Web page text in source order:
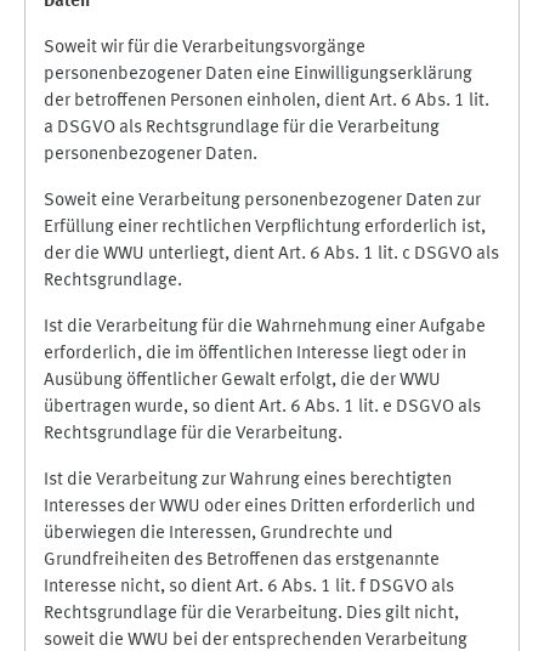
Soweit wir für die Verarbeitungsvorgänge
personenbezogener Daten eine Einwilligungserklärung
der betroffenen Personen einholen, dient Art. 6 Abs. 1 lit.
a DSGVO als Rechtsgrundlage für die Verarbeitung
personenbezogener Daten.
Soweit eine Verarbeitung personenbezogener Daten zur
Erfüllung einer rechtlichen Verpflichtung erforderlich ist,
der die WWU unterliegt, dient Art. 6 Abs. 1 lit. c DSGVO als
Rechtsgrundlage.
Ist die Verarbeitung für die Wahrnehmung einer Aufgabe
erforderlich, die im öffentlichen Interesse liegt oder in
Ausübung öffentlicher Gewalt erfolgt, die der WWU
übertragen wurde, so dient Art. 6 Abs. 1 lit. e DSGVO als
Rechtsgrundlage für die Verarbeitung.
Ist die Verarbeitung zur Wahrung eines berechtigten
Interesses der WWU oder eines Dritten erforderlich und
überwiegen die Interessen, Grundrechte und
Grundfreiheiten des Betroffenen das erstgenannte
Interesse nicht, so dient Art. 6 Abs. 1 lit. f DSGVO als
Rechtsgrundlage für die Verarbeitung. Dies gilt nicht,
soweit die WWU bei der entsprechenden Verarbeitung